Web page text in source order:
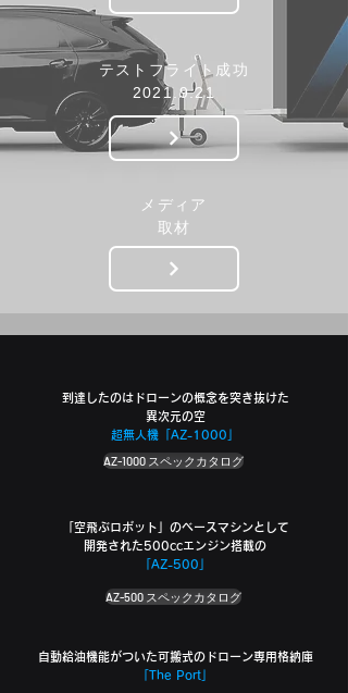
テストフライト成功
​2021.9.21
メディア
取材
到達したのはドローンの概念を突き抜けた
異次元の空
超無人機「AZ-1000」
「空飛ぶロボット」のベースマシンとして
開発された500ccエンジン搭載の
「AZ-500」
自動給油機能がついた可搬式のドローン専用格納庫
「The Port」
AZ-1000 スペックカタログ
AZ-500 スペックカタログ